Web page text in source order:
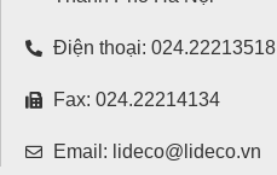
Điện thoại: 024.22213518
Fax: 024.22214134
Email: lideco@lideco.vn